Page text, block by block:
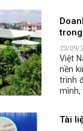
23/09/
Việt
nền
trình
mình,
Tài